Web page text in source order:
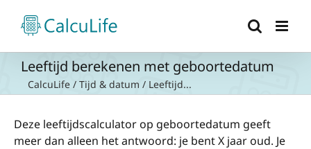
naar
inhoud
Leeftijd berekenen met geboortedatum
CalcuLife / Tijd & datum / Leeftijd...
Deze leeftijdscalculator op geboortedatum geeft
meer dan alleen het antwoord: je bent X jaar oud. Je